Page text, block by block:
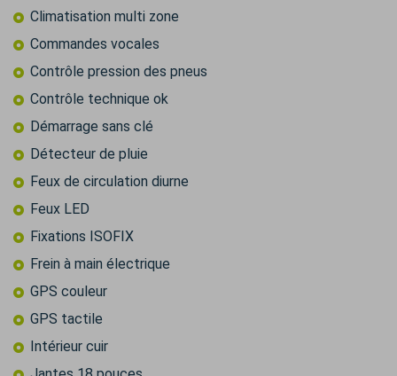
Climatisation multi zone
Commandes vocales
Contrôle pression des pneus
Contrôle technique ok
Démarrage sans clé
Détecteur de pluie
Feux de circulation diurne
Feux LED
Fixations ISOFIX
Frein à main électrique
GPS couleur
GPS tactile
Intérieur cuir